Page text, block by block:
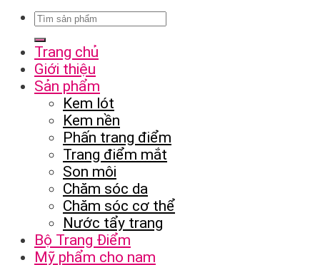
Trang chủ
Giới thiệu
Sản phẩm
Kem lót
Kem nền
Phấn trang điểm
Trang điểm mắt
Son môi
Chăm sóc da
Chăm sóc cơ thể
Nước tẩy trang
Bộ Trang Điểm
Mỹ phẩm cho nam